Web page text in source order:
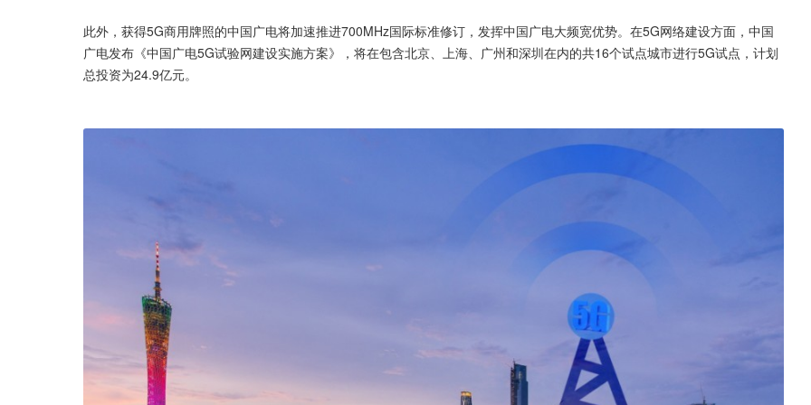
此外，获得5G商用牌照的中国广电将加速推进700MHz国际标准修订，发挥中国广电大频宽优势。在5G网络建设方面，中国
广电发布《中国广电5G试验网建设实施方案》，将在包含北京、上海、广州和深圳在内的共16个试点城市进行5G试点，计划
总投资为24.9亿元。